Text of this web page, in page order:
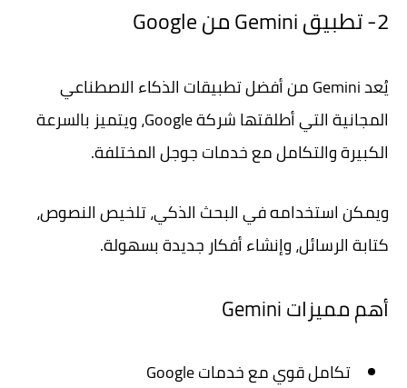
2- تطبيق Gemini من Google
يُعد Gemini من أفضل تطبيقات الذكاء الاصطناعي
المجانية التي أطلقتها شركة Google، ويتميز بالسرعة
الكبيرة والتكامل مع خدمات جوجل المختلفة.
ويمكن استخدامه في البحث الذكي، تلخيص النصوص،
كتابة الرسائل، وإنشاء أفكار جديدة بسهولة.
أهم مميزات Gemini
تكامل قوي مع خدمات Google